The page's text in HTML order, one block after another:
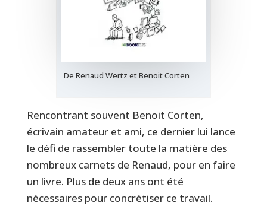
De Renaud Wertz et Benoit Corten
Rencontrant souvent Benoit Corten,
écrivain amateur et ami, ce dernier lui lance
le défi de rassembler toute la matière des
nombreux carnets de Renaud, pour en faire
un livre. Plus de deux ans ont été
nécessaires pour concrétiser ce travail.